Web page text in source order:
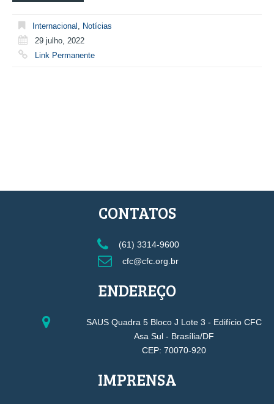
Internacional , Notícias
29 julho, 2022
Link Permanente
CONTATOS
(61) 3314-9600
cfc@cfc.org.br
ENDEREÇO
SAUS Quadra 5 Bloco J Lote 3 - Edifício CFC
Asa Sul - Brasília/DF
CEP: 70070-920
IMPRENSA